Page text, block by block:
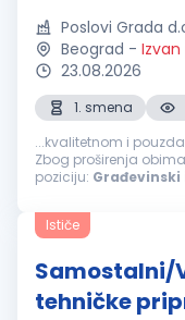
Poslovi Grada
Beograd -
23.08.2026
1. smena
...kvalitetnom i
Zbog proširenja
poziciju: Građevinski
Koordinacija terenskih
Ističe
Samostalni/
tehničke